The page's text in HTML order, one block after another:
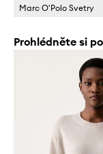
Marc O'Polo Svetry
Prohlédněte si